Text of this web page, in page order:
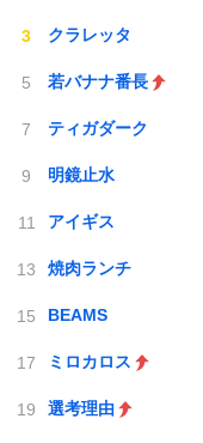
クラレッタ
若バナナ番長
ティガダーク
明鏡止水
アイギス
焼肉ランチ
BEAMS
ミロカロス
選考理由